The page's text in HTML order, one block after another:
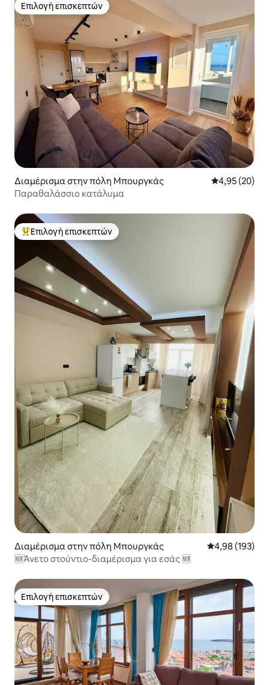
Επιλογή επισκεπτών
Επιλογή επισκεπτών
Διαμέρισμα στην πόλη Μπουργκάς Μέση
4,95 (20)
Παραθαλάσσιο κατάλυμα
Κορυφαία επιλογή επισκεπτών
Επιλογή επισκεπτών
Διαμέρισμα στην πόλη Μπουργκάς Μέση
4,98 (193)
🆕Άνετο στούντιο-διαμέρισμα για εσάς 🆕
Επιλογή επισκεπτών
Επιλογή επισκεπτών